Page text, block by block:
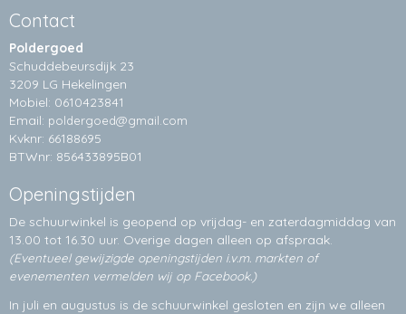
Contact
Poldergoed
Schuddebeursdijk 23
3209 LG Hekelingen
Mobiel: 0610423841
Email: poldergoed@gmail.com
Kvknr: 66188695
BTWnr: 856433895B01
Openingstijden
De schuurwinkel is geopend op vrijdag- en zaterdagmiddag van
13.00 tot 16.30 uur. Overige dagen alleen op afspraak.
(Eventueel gewijzigde openingstijden i.v.m. markten of
evenementen vermelden wij op Facebook.)
In juli en augustus is de schuurwinkel gesloten en zijn we alleen